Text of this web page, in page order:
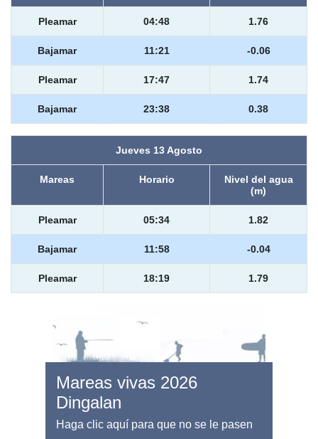
Pleamar 04:48 1.76
Bajamar 11:21 -0.06
Pleamar 17:47 1.74
Bajamar 23:38 0.38
Jueves 13 Agosto
Mareas Horario
Nivel del agua
(m)
Pleamar 05:34 1.82
Bajamar 11:58 -0.04
Pleamar 18:19 1.79
Mareas vivas 2026
Dingalan
Haga clic aquí para que no se le pasen